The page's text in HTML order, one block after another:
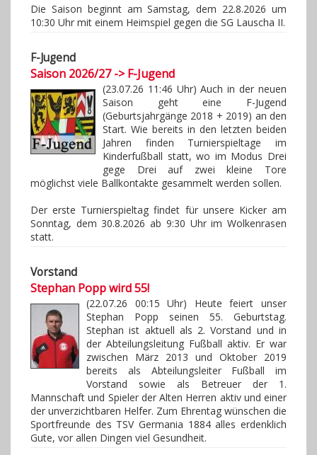
Die Saison beginnt am Samstag, dem 22.8.2026 um
10:30 Uhr mit einem Heimspiel gegen die SG Lauscha II.
F-Jugend
Saison 2026/27 -> F-Jugend
(23.07.26 11:46 Uhr) Auch in der neuen
Saison geht eine F-Jugend
(Geburtsjahrgänge 2018 + 2019) an den
Start. Wie bereits in den letzten beiden
Jahren finden Turnierspieltage im
Kinderfußball statt, wo im Modus Drei
gege Drei auf zwei kleine Tore
möglichst viele Ballkontakte gesammelt werden sollen.
Der erste Turnierspieltag findet für unsere Kicker am
Sonntag, dem 30.8.2026 ab 9:30 Uhr im Wolkenrasen
statt.
Vorstand
Stephan Popp wird 55!
(22.07.26 00:15 Uhr) Heute feiert unser
Stephan Popp seinen 55. Geburtstag.
Stephan ist aktuell als 2. Vorstand und in
der Abteilungsleitung Fußball aktiv. Er war
zwischen März 2013 und Oktober 2019
bereits als Abteilungsleiter Fußball im
Vorstand sowie als Betreuer der 1.
Mannschaft und Spieler der Alten Herren aktiv und einer
der unverzichtbaren Helfer. Zum Ehrentag wünschen die
Sportfreunde des TSV Germania 1884 alles erdenklich
Gute, vor allen Dingen viel Gesundheit.